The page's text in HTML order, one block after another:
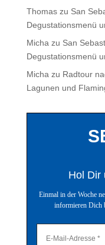
Thomaszu San
Degustationsmenü
Micha zu San
Degustationsmenü
Micha zu Radtour
Lagunen und
Hol Dir
Einmal in der Woche
informieren Dich